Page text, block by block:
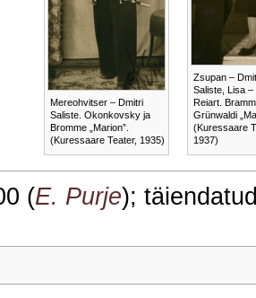
Mereohvitser – Dmitri
Saliste. Okonkovsky ja
Bromme „Marion”.
(Kuressaare Teater, 1935)
Zsupan –
Saliste, Lisa –
Reiart.
Grünwaldi
(Kuressaare
1937)
(E. Purje);